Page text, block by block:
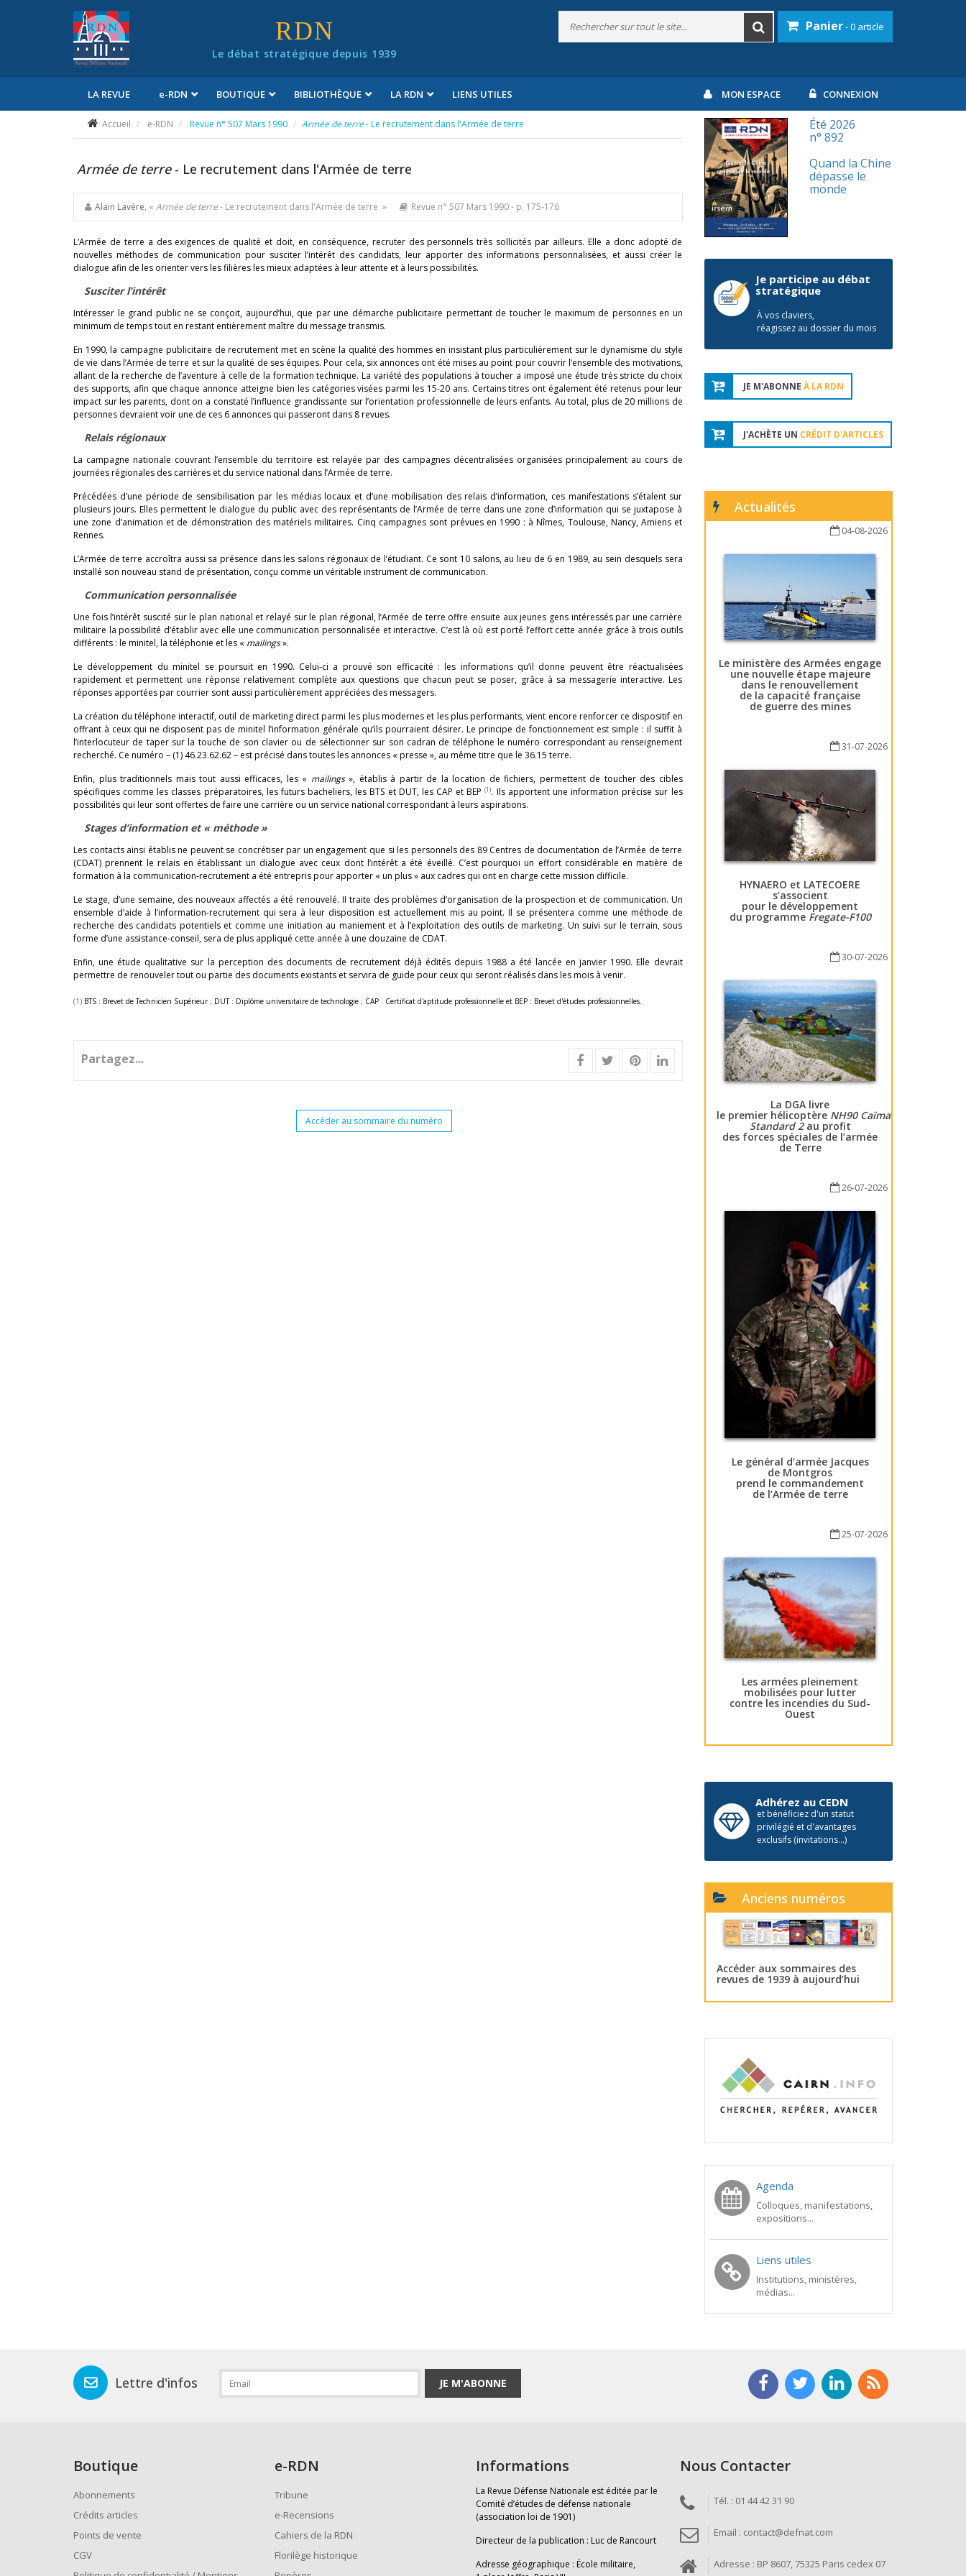
RDN
Le débat stratégique depuis 1939
Panier- 0 article
LA REVUE e-RDN BOUTIQUE BIBLIOTHÈQUE LA RDN LIENS UTILES MON ESPACE CONNEXION
Accueil e-RDN Revue n° 507 Mars 1990 Armée de terre- Le recrutement dans l'Armée de terre
Armée de terre - Le recrutement dans l'Armée de terre
Alain Lavère, « Armée de terre- Le recrutement dans l'Armée de terre » Revue n° 507 Mars 1990- p. 175-176
L’Armée de terre a des exigences de qualité et doit, en conséquence, recruter des personnels très sollicités par ailleurs. Elle a donc adopté de
nouvelles méthodes de communication pour susciter l’intérêt des candidats, leur apporter des informations personnalisées, et aussi créer le
dialogue afin de les orienter vers les filières les mieux adaptées à leur attente et à leurs possibilités.
Susciter l’intérêt
Intéresser le grand public ne se conçoit, aujourd’hui, que par une démarche publicitaire permettant de toucher le maximum de personnes en un
minimum de temps tout en restant entièrement maître du message transmis.
En 1990, la campagne publicitaire de recrutement met en scène la qualité des hommes en insistant plus particulièrement sur le dynamisme du style
de vie dans l’Armée de terre et sur la qualité de ses équipes. Pour cela, six annonces ont été mises au point pour couvrir l’ensemble des motivations,
allant de la recherche de l’aventure à celle de la formation technique. La variété des populations à toucher a imposé une étude très stricte du choix
des supports, afin que chaque annonce atteigne bien les catégories visées parmi les 15-20 ans. Certains titres ont également été retenus pour leur
impact sur les parents, dont on a constaté l’influence grandissante sur l’orientation professionnelle de leurs enfants. Au total, plus de 20 millions de
personnes devraient voir une de ces 6 annonces qui passeront dans 8 revues.
Relais régionaux
La campagne nationale couvrant l’ensemble du territoire est relayée par des campagnes décentralisées organisées principalement au cours de
journées régionales des carrières et du service national dans l’Armée de terre.
Précédées d’une période de sensibilisation par les médias locaux et d’une mobilisation des relais d’information, ces manifestations s’étalent sur
plusieurs jours. Elles permettent le dialogue du public avec des représentants de l’Armée de terre dans une zone d’information qui se juxtapose à
une zone d’animation et de démonstration des matériels militaires. Cinq campagnes sont prévues en 1990 : à Nîmes, Toulouse, Nancy, Amiens et
Rennes.
L’Armée de terre accroîtra aussi sa présence dans les salons régionaux de l’étudiant. Ce sont 10 salons, au lieu de 6 en 1989, au sein desquels sera
installé son nouveau stand de présentation, conçu comme un véritable instrument de communication.
Communication personnalisée
Une fois l’intérêt suscité sur le plan national et relayé sur le plan régional, l’Armée de terre offre ensuite aux jeunes gens intéressés par une carrière
militaire la possibilité d’établir avec elle une communication personnalisée et interactive. C’est là où est porté l’effort cette année grâce à trois outils
différents : le minitel, la téléphonie et les « mailings».
Le développement du minitel se poursuit en 1990. Celui-ci a prouvé son efficacité : les informations qu’il donne peuvent être réactualisées
rapidement et permettent une réponse relativement complète aux questions que chacun peut se poser, grâce à sa messagerie interactive. Les
réponses apportées par courrier sont aussi particulièrement appréciées des messagers.
La création du téléphone interactif, outil de marketing direct parmi les plus modernes et les plus performants, vient encore renforcer ce dispositif en
offrant à ceux qui ne disposent pas de minitel l’information générale qu’ils pourraient désirer. Le principe de fonctionnement est simple : il suffit à
l’interlocuteur de taper sur la touche de son clavier ou de sélectionner sur son cadran de téléphone le numéro correspondant au renseignement
recherché. Ce numéro – (1) 46.23.62.62 – est précisé dans toutes les annonces « presse », au même titre que le 36.15 terre.
Enfin, plus traditionnels mais tout aussi efficaces, les « mailings», établis à partir de la location de fichiers, permettent de toucher des cibles
spécifiques comme les classes préparatoires, les futurs bacheliers, les BTS et DUT, les CAP et BEP(1). Ils apportent une information précise sur les
possibilités qui leur sont offertes de faire une carrière ou un service national correspondant à leurs aspirations.
Stages d’information et « méthode »
Les contacts ainsi établis ne peuvent se concrétiser par un engagement que si les personnels des 89 Centres de documentation de l’Armée de terre
(CDAT) prennent le relais en établissant un dialogue avec ceux dont l’intérêt a été éveillé. C’est pourquoi un effort considérable en matière de
formation à la communication-recrutement a été entrepris pour apporter « un plus » aux cadres qui ont en charge cette mission difficile.
Le stage, d’une semaine, des nouveaux affectés a été renouvelé. II traite des problèmes d’organisation de la prospection et de communication. Un
ensemble d’aide à l’information-recrutement qui sera à leur disposition est actuellement mis au point. Il se présentera comme une méthode de
recherche des candidats potentiels et comme une initiation au maniement et à l’exploitation des outils de marketing. Un suivi sur le terrain, sous
forme d’une assistance-conseil, sera de plus appliqué cette année à une douzaine de CDAT.
Enfin, une étude qualitative sur la perception des documents de recrutement déjà édités depuis 1988 a été lancée en janvier 1990. Elle devrait
permettre de renouveler tout ou partie des documents existants et servira de guide pour ceux qui seront réalisés dans les mois à venir.
(1) BTS : Brevet de Technicien Supérieur ; DUT : Diplôme universitaire de technologie ; CAP : Certificat d'aptitude professionnelle et BEP : Brevet d'études professionnelles.
Partagez...
Accéder au sommaire du numéro
Été 2026
n° 892
Quand la Chine
dépasse le
monde
Je participe au débat
stratégique
À vos claviers,
réagissez au dossier du mois
JE M'ABONNE À LA RDN
J'ACHÈTE UN CRÉDIT D'ARTICLES
Actualités
04-08-2026
Le ministère des Armées engage
une nouvelle étape majeure
dans le renouvellement
de la capacité française
de guerre des mines
31-07-2026
HYNAERO et LATECOERE
s’associent
pour le développement
du programme Fregate-F100
30-07-2026
La DGA livre
le premier hélicoptère NH90 Caïman
Standard 2au profit
des forces spéciales de l’armée
de Terre
26-07-2026
Le général d’armée Jacques
de Montgros
prend le commandement
de l’Armée de terre
25-07-2026
Les armées pleinement
mobilisées pour lutter
contre les incendies du Sud-
Ouest
Adhérez au CEDN
et bénéficiez d'un statut
privilégié et d'avantages
exclusifs (invitations...)
Anciens numéros
Accéder aux sommaires des
revues de 1939 à aujourd’hui
Agenda
Colloques, manifestations,
expositions...
Liens utiles
Institutions, ministères,
médias...
Lettre d'infos JE M'ABONNE
Boutique
Abonnements
Crédits articles
Points de vente
CGV
e-RDN
Tribune
e-Recensions
Cahiers de la RDN
Florilège historique
Informations
La Revue Défense Nationale est éditée par le
Comité d’études de défense nationale
(association loi de 1901)
Directeur de la publication : Luc de Rancourt
Adresse géographique : École militaire,
Nous Contacter
Tél. : 01 44 42 31 90
Email : contact@defnat.com
Adresse : BP 8607, 75325 Paris cedex 07